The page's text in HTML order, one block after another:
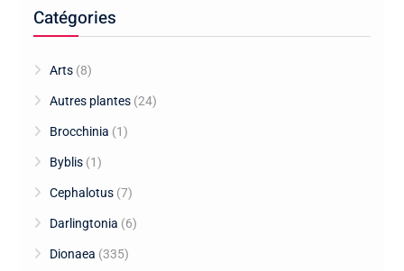
Catégories
Arts (8)
Autres plantes (24)
Brocchinia (1)
Byblis (1)
Cephalotus (7)
Darlingtonia (6)
Dionaea (335)